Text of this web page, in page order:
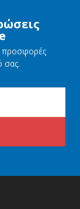
προσφορές
σας.